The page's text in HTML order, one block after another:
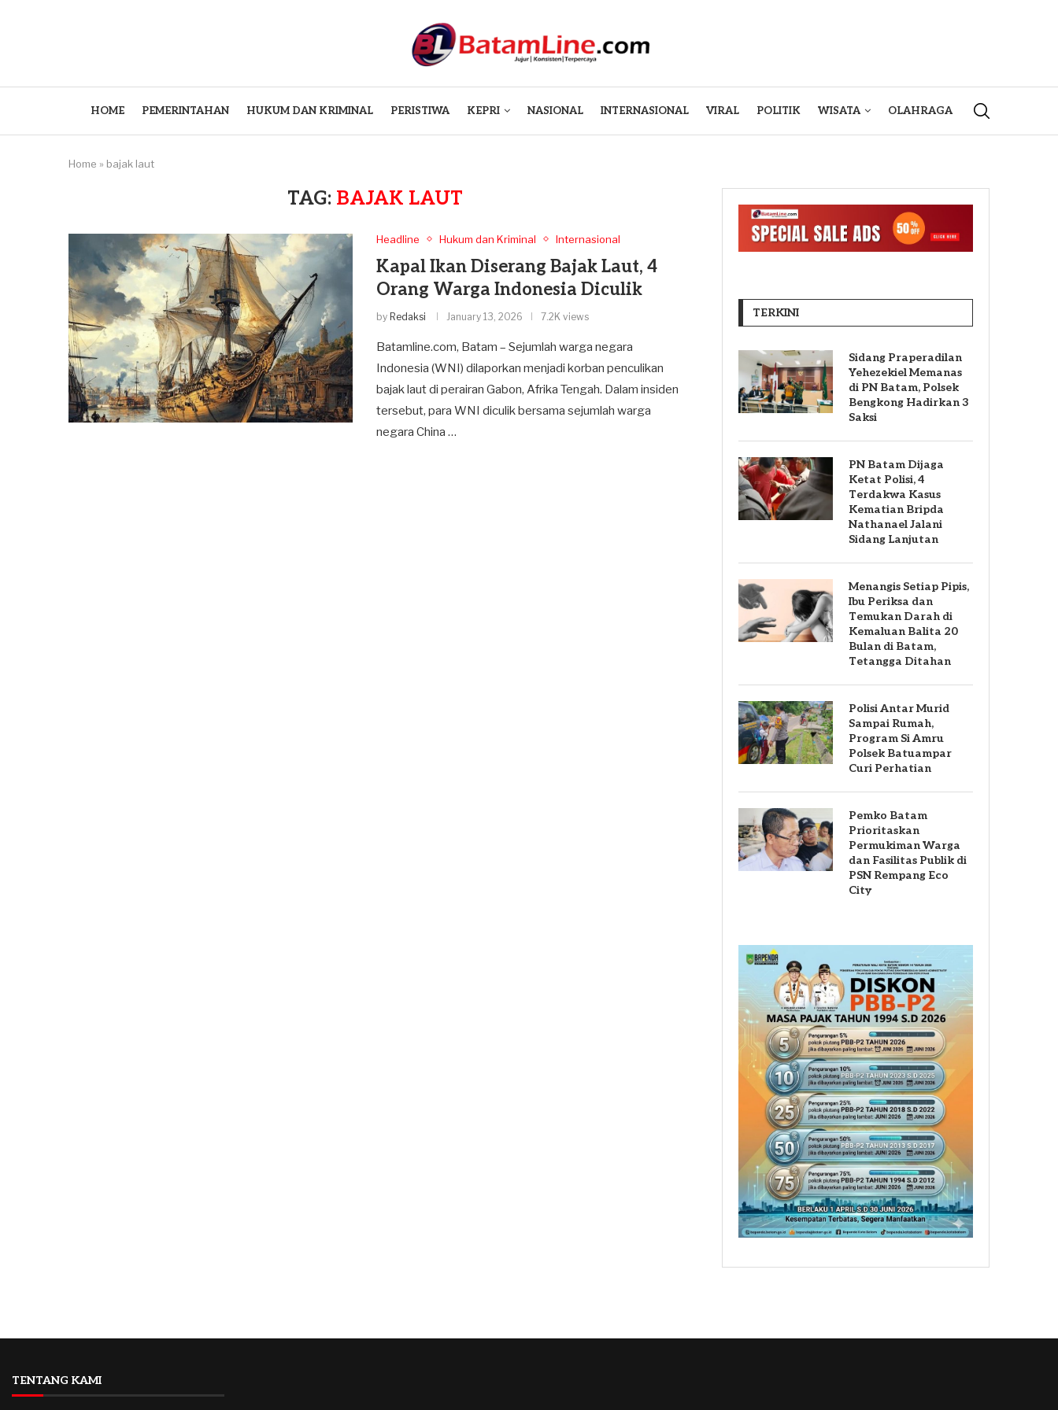
HOME PEMERINTAHAN HUKUM DAN KRIMINAL PERISTIWA KEPRI NASIONAL INTERNASIONAL VIRAL POLITIK WISATA OLAHRAGA
Home » bajak laut
TAG: BAJAK LAUT
Headline Hukum dan Kriminal Internasional
Kapal Ikan Diserang Bajak Laut, 4
Orang Warga Indonesia Diculik
by Redaksi January 13, 2026 7.2K views
Batamline.com, Batam – Sejumlah warga negara
Indonesia (WNI) dilaporkan menjadi korban penculikan
bajak laut di perairan Gabon, Afrika Tengah. Dalam insiden
tersebut, para WNI diculik bersama sejumlah warga
negara China …
TERKINI
Sidang Praperadilan
Yehezekiel Memanas
di PN Batam, Polsek
Bengkong Hadirkan 3
Saksi
PN Batam Dijaga
Ketat Polisi, 4
Terdakwa Kasus
Kematian Bripda
Nathanael Jalani
Sidang Lanjutan
Menangis Setiap Pipis,
Ibu Periksa dan
Temukan Darah di
Kemaluan Balita 20
Bulan di Batam,
Tetangga Ditahan
Polisi Antar Murid
Sampai Rumah,
Program Si Amru
Polsek Batuampar
Curi Perhatian
Pemko Batam
Prioritaskan
Permukiman Warga
dan Fasilitas Publik di
PSN Rempang Eco
City
TENTANG KAMI